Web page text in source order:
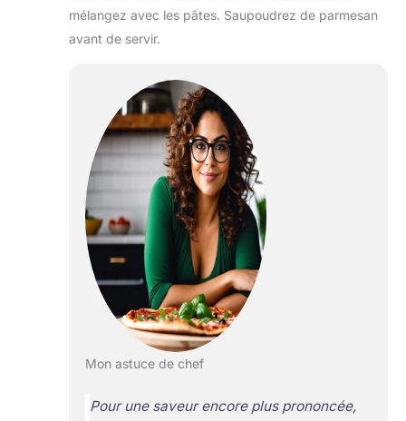
mélangez avec les pâtes. Saupoudrez de parmesan
avant de servir.
Mon astuce de chef
Pour une saveur encore plus prononcée,